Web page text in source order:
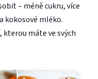
– méně cukru, více
kokosové mléko.
máte ve svých